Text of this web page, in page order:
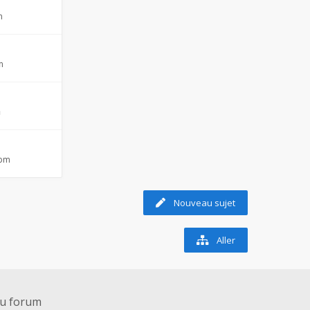
Nouveau sujet
Aller
forum